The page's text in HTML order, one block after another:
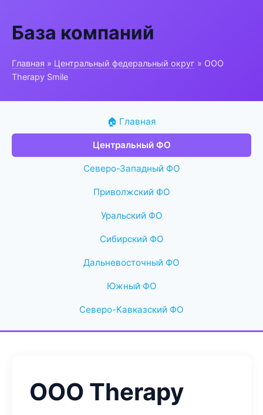
База компаний
Главная » Центральный федеральный округ » ООО
Therapy Smile
🏠 Главная
Центральный ФО
Северо-Западный ФО
Приволжский ФО
Уральский ФО
Сибирский ФО
Дальневосточный ФО
Южный ФО
Северо-Кавказский ФО
ООО Therapy